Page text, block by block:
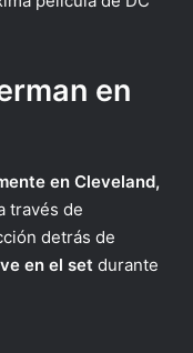
en
en Cleveland,
través de
detrás de
en el set durante